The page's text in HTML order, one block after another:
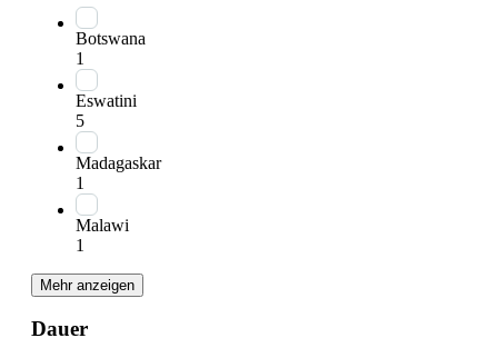
Botswana
1
Eswatini
5
Madagaskar
1
Malawi
1
Mehr anzeigen
Dauer